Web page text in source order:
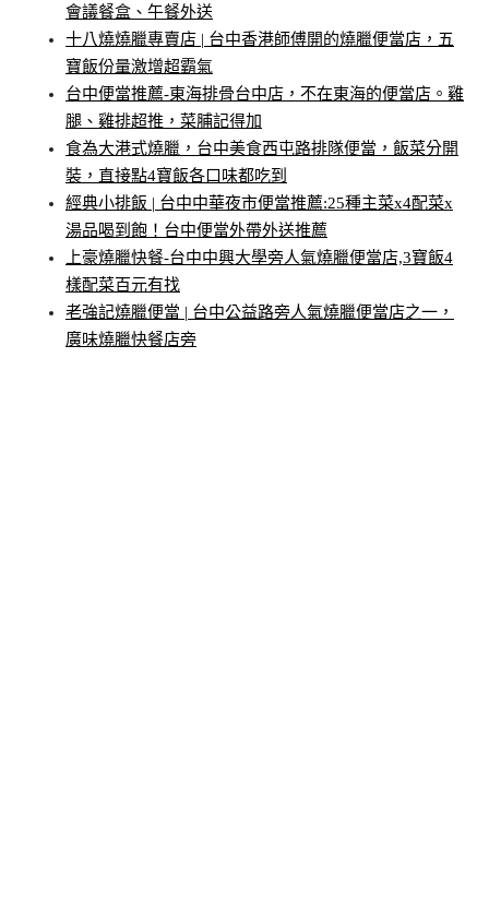
會議餐盒、午餐外送
十八燒燒臘專賣店 | 台中香港師傅開的燒臘便當店，五
寶飯份量激增超霸氣
台中便當推薦-東海排骨台中店，不在東海的便當店。雞
腿、雞排超推，菜脯記得加
食為大港式燒臘，台中美食西屯路排隊便當，飯菜分開
裝，直接點4寶飯各口味都吃到
經典小排飯 | 台中中華夜市便當推薦:25種主菜x4配菜x
湯品喝到飽！台中便當外帶外送推薦
上豪燒臘快餐-台中中興大學旁人氣燒臘便當店,3寶飯4
樣配菜百元有找
老強記燒臘便當 | 台中公益路旁人氣燒臘便當店之一，
廣味燒臘快餐店旁